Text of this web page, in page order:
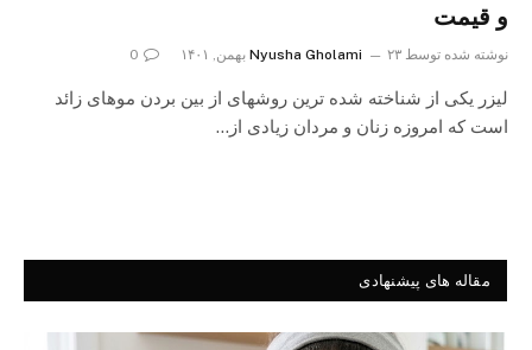
و قیمت
نوشته شده توسط Nyusha Gholami ۲۳ بهمن, ۱۴۰۱ 0
لیزر یکی از شناخته شده ترین روشهای از بین بردن موهای زائد
است که امروزه زنان و مردان زیادی از…
مقاله های پیشنهادی